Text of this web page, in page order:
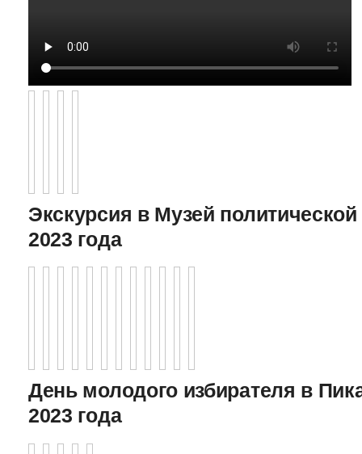
Экскурсия в Музей
2023 года
День молодого избирателя в
2023 года